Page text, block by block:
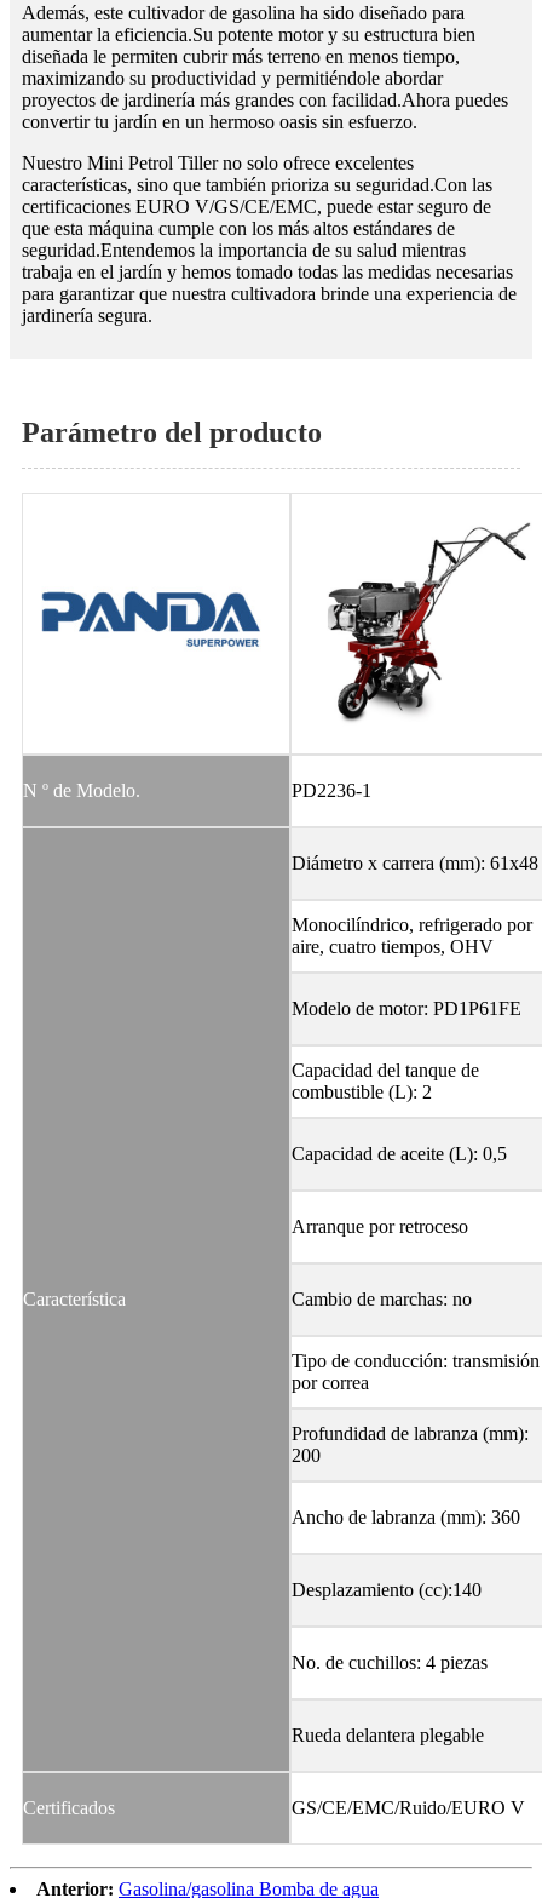
Además, este cultivador de gasolina ha sido diseñado para
aumentar la eficiencia.Su potente motor y su estructura bien
diseñada le permiten cubrir más terreno en menos tiempo,
maximizando su productividad y permitiéndole abordar
proyectos de jardinería más grandes con facilidad.Ahora puedes
convertir tu jardín en un hermoso oasis sin esfuerzo.
Nuestro Mini Petrol Tiller no solo ofrece excelentes
características, sino que también prioriza su seguridad.Con las
certificaciones EURO V/GS/CE/EMC, puede estar seguro de
que esta máquina cumple con los más altos estándares de
seguridad.Entendemos la importancia de su salud mientras
trabaja en el jardín y hemos tomado todas las medidas necesarias
para garantizar que nuestra cultivadora brinde una experiencia de
jardinería segura.
Parámetro del producto
N º de Modelo. PD2236-1
Característica
Diámetro x carrera (mm): 61x48
Monocilíndrico, refrigerado por
aire, cuatro tiempos, OHV
Modelo de motor: PD1P61FE
Capacidad del tanque de
combustible (L): 2
Capacidad de aceite (L): 0,5
Arranque por retroceso
Cambio de marchas: no
Tipo de conducción: transmisión
por correa
Profundidad de labranza (mm):
200
Ancho de labranza (mm): 360
Desplazamiento (cc):140
No. de cuchillos: 4 piezas
Rueda delantera plegable
Certificados GS/CE/EMC/Ruido/EURO V
Anterior: Gasolina/gasolina Bomba de agua